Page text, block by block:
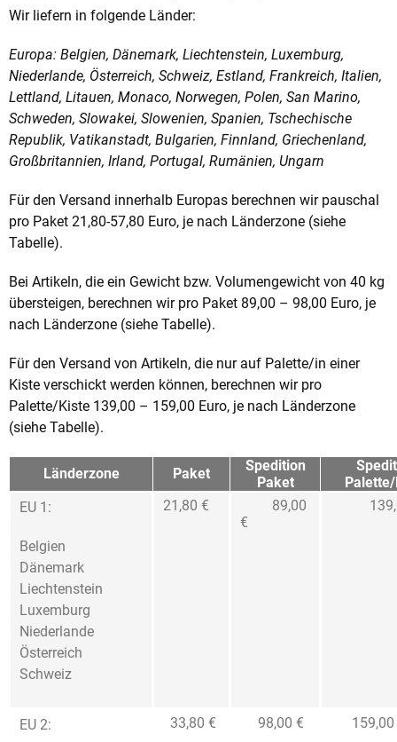
Wir liefern in folgende Länder:
Europa: Belgien, Dänemark, Liechtenstein, Luxemburg,
Niederlande, Österreich, Schweiz, Estland, Frankreich, Italien,
Lettland, Litauen, Monaco, Norwegen, Polen, San Marino,
Schweden, Slowakei, Slowenien, Spanien, Tschechische
Republik, Vatikanstadt, Bulgarien, Finnland, Griechenland,
Großbritannien, Irland, Portugal, Rumänien, Ungarn
Für den Versand innerhalb Europas berechnen wir pauschal
pro Paket 21,80-57,80 Euro, je nach Länderzone (siehe
Tabelle).
Bei Artikeln, die ein Gewicht bzw. Volumengewicht von 40 kg
übersteigen, berechnen wir pro Paket 89,00 – 98,00 Euro, je
nach Länderzone (siehe Tabelle).
Für den Versand von Artikeln, die nur auf Palette/in einer
Kiste verschickt werden können, berechnen wir pro
Palette/Kiste 139,00 – 159,00 Euro, je nach Länderzone
(siehe Tabelle).
Länderzone Paket
Spedition
Paket
EU 1:
Belgien
Dänemark
Liechtenstein
Luxemburg
Niederlande
Österreich
Schweiz
21,80 €
89,00
€
EU 2: 33,80 € 98,00 € 159,00